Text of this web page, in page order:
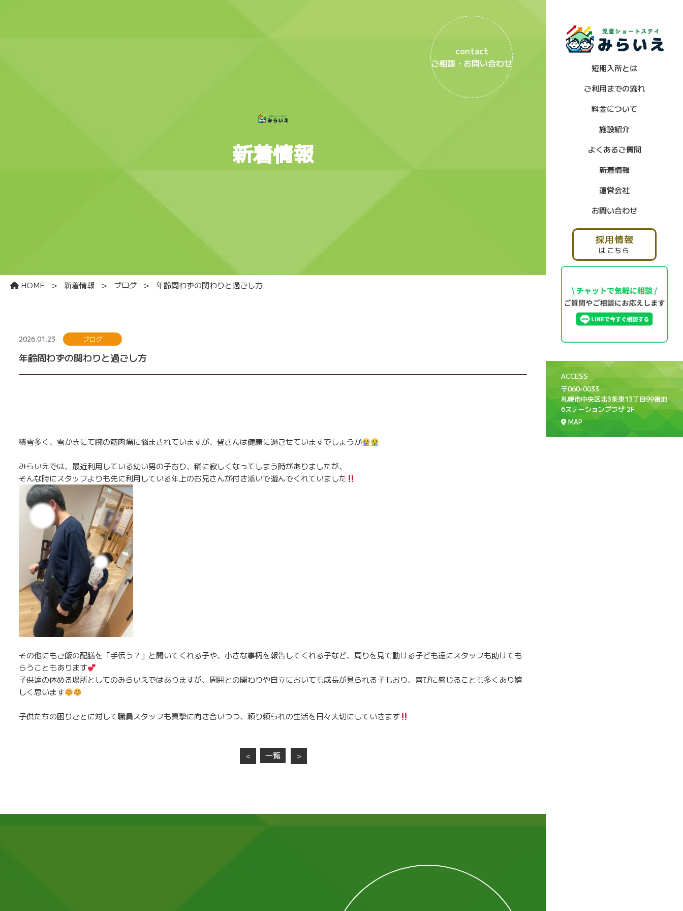
短期入所とは
ご利用までの流れ
料金について
施設紹介
よくあるご質問
新着情報
運営会社
お問い合わせ
採用情報
はこちら
ACCESS
〒060-0033
札幌市中央区北3条東13丁目99番地
6ステーションプラザ 2F
MAP
contact
ご相談・お問い合わせ
新着情報
HOME > 新着情報 > ブログ > 年齢問わずの関わりと過ごし方
2026.01.23 ブログ
年齢問わずの関わりと過ごし方
積雪多く、雪かきにて腕の筋肉痛に悩まされていますが、皆さんは健康に過ごせていますでしょうか
みらいえでは、最近利用している幼い男の子おり、稀に寂しくなってしまう時がありましたが、
そんな時にスタッフよりも先に利用している年上のお兄さんが付き添いで遊んでくれていました
その他にもご飯の配膳を「手伝う？」と聞いてくれる子や、小さな事柄を報告してくれる子など、周りを見て動ける子ども達にスタッフも助けても
らうこともあります
子供達の休める場所としてのみらいえではありますが、周囲との関わりや自立においても成長が見られる子もおり、喜びに感じることも多くあり嬉
しく思います
子供たちの困りごとに対して職員スタッフも真摯に向き合いつつ、頼り頼られの生活を日々大切にしていきます
＜ 一覧 ＞